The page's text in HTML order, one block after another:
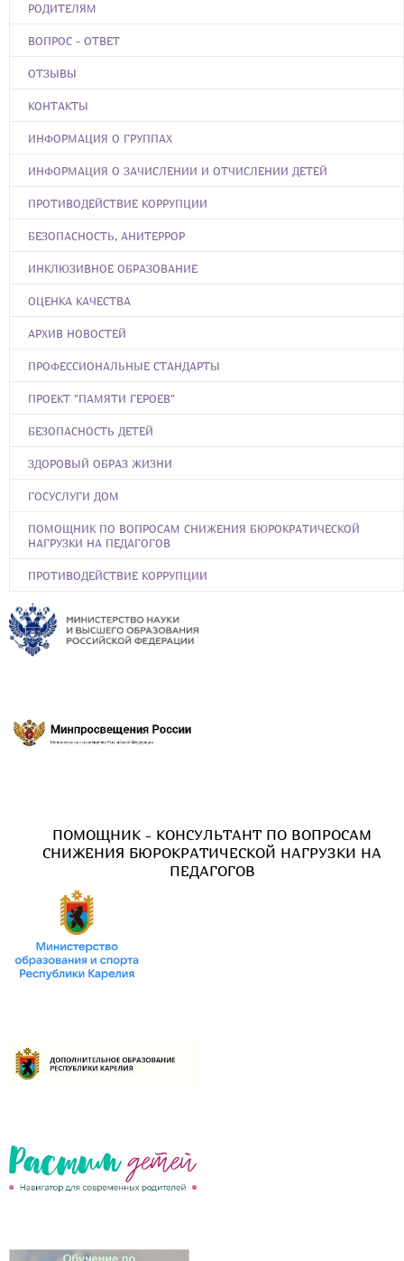
РОДИТЕЛЯМ
ВОПРОС - ОТВЕТ
ОТЗЫВЫ
КОНТАКТЫ
ИНФОРМАЦИЯ О ГРУППАХ
ИНФОРМАЦИЯ О ЗАЧИСЛЕНИИ И ОТЧИСЛЕНИИ ДЕТЕЙ
ПРОТИВОДЕЙСТВИЕ КОРРУПЦИИ
БЕЗОПАСНОСТЬ, АНИТЕРРОР
ИНКЛЮЗИВНОЕ ОБРАЗОВАНИЕ
ОЦЕНКА КАЧЕСТВА
АРХИВ НОВОСТЕЙ
ПРОФЕССИОНАЛЬНЫЕ СТАНДАРТЫ
ПРОЕКТ "ПАМЯТИ ГЕРОЕВ"
БЕЗОПАСНОСТЬ ДЕТЕЙ
ЗДОРОВЫЙ ОБРАЗ ЖИЗНИ
ГОСУСЛУГИ ДОМ
ПОМОЩНИК ПО ВОПРОСАМ СНИЖЕНИЯ БЮРОКРАТИЧЕСКОЙ
НАГРУЗКИ НА ПЕДАГОГОВ
ПРОТИВОДЕЙСТВИЕ КОРРУПЦИИ
ПОМОЩНИК - КОНСУЛЬТАНТ ПО ВОПРОСАМ
СНИЖЕНИЯ БЮРОКРАТИЧЕСКОЙ НАГРУЗКИ НА
ПЕДАГОГОВ